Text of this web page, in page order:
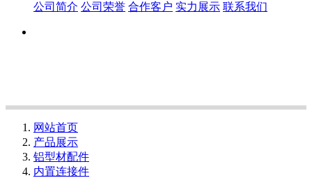
公司简介 公司荣誉 合作客户 实力展示 联系我们
网站首页
产品展示
铝型材配件
内置连接件